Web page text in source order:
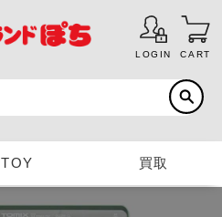
LOGIN CART
TOY 買取